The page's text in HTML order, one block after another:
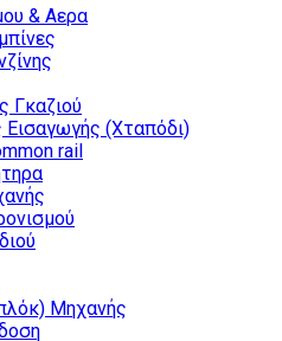
& Αερα
Γκαζιού
(Χταπόδι)
rail
Μηχανής